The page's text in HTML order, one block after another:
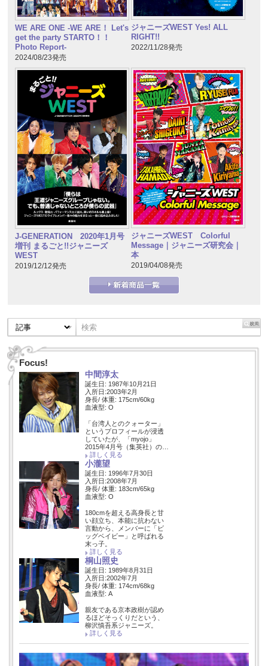
WE ARE ONE -WE ARE！ Let's
get the party STARTO！！
Photo Report-
2024/08/23発売
ジャニーズWEST Yes! ALL
RIGHT!!
2022/11/28発売
J-GENERATION 2020年1月号
増刊 まるごと!!ジャニーズ
WEST
2019/12/12発売
ジャニーズWEST Colorful
Message｜ジャニーズ研究会｜
本
2019/04/08発売
Focus!
中間淳太
誕生日: 1987年10月21日
入所日:2003年2月
身長/ 体重: 175cm/60kg
血液型: O
「台湾人とのクォーター」
というプロフィールが浸透
していたが、「myojo」
2015年4月号（集英社）の…
詳しく見る
小瀧望
誕生日: 1996年7月30日
入所日:2008年7月
身長/ 体重: 183cm/65kg
血液型: O
180cmを超える高身長と甘
い顔立ち、本能に抗わない
言動から、メンバーに「ビ
ッグベイビー」と呼ばれる
末っ子。
詳しく見る
桐山照史
誕生日: 1989年8月31日
入所日:2002年7月
身長/ 体重: 174cm/68kg
血液型: A
親友である京本政樹が認め
るほどそっくりだという、
柳沢慎吾系ジャニーズ。
詳しく見る